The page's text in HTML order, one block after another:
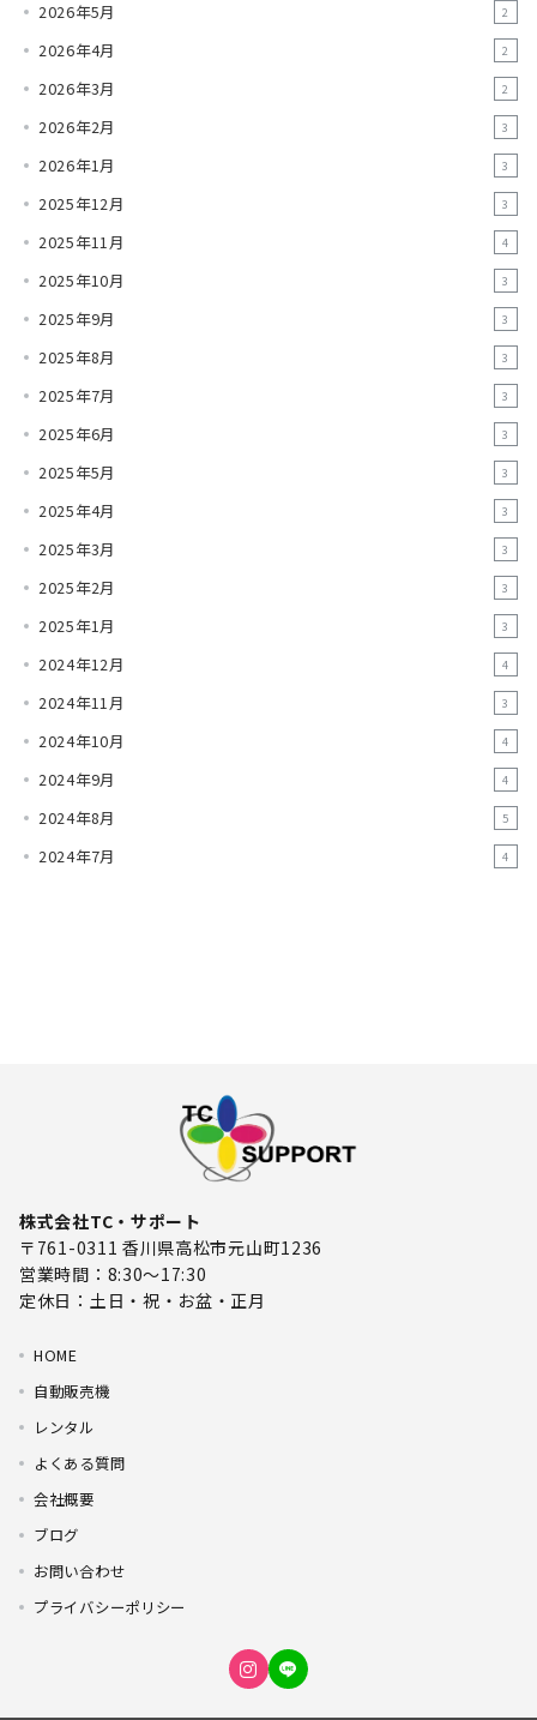
2026年5月 2
2026年4月 2
2026年3月 2
2026年2月 3
2026年1月 3
2025年12月 3
2025年11月 4
2025年10月 3
2025年9月 3
2025年8月 3
2025年7月 3
2025年6月 3
2025年5月 3
2025年4月 3
2025年3月 3
2025年2月 3
2025年1月 3
2024年12月 4
2024年11月 3
2024年10月 4
2024年9月 4
2024年8月 5
2024年7月 4
株式会社TC・サポート
〒761-0311 香川県高松市元山町1236
営業時間：8:30～17:30
定休日：土日・祝・お盆・正月
HOME
自動販売機
レンタル
よくある質問
会社概要
ブログ
お問い合わせ
プライバシーポリシー